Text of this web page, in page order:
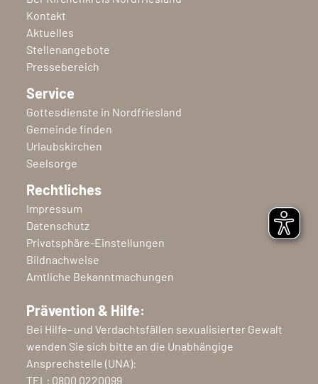
Kontakt
Aktuelles
Stellenangebote
Pressebereich
Service
Gottesdienste in Nordfriesland
Gemeinde finden
Urlaubskirchen
Seelsorge
Rechtliches
Impressum
Datenschutz
Privatsphäre-Einstellungen
Bildnachweise
Amtliche Bekanntmachungen
Prävention & Hilfe:
Bei Hilfe- und Verdachtsfällen sexualisierter Gewalt
wenden Sie sich bitte an die Unabhängige
Ansprechstelle (UNA):
TEL: 0800 0220099